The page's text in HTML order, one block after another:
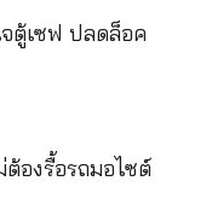
ตู้เซฟ ปลดล็อค
องรื้อรถมอไซต์